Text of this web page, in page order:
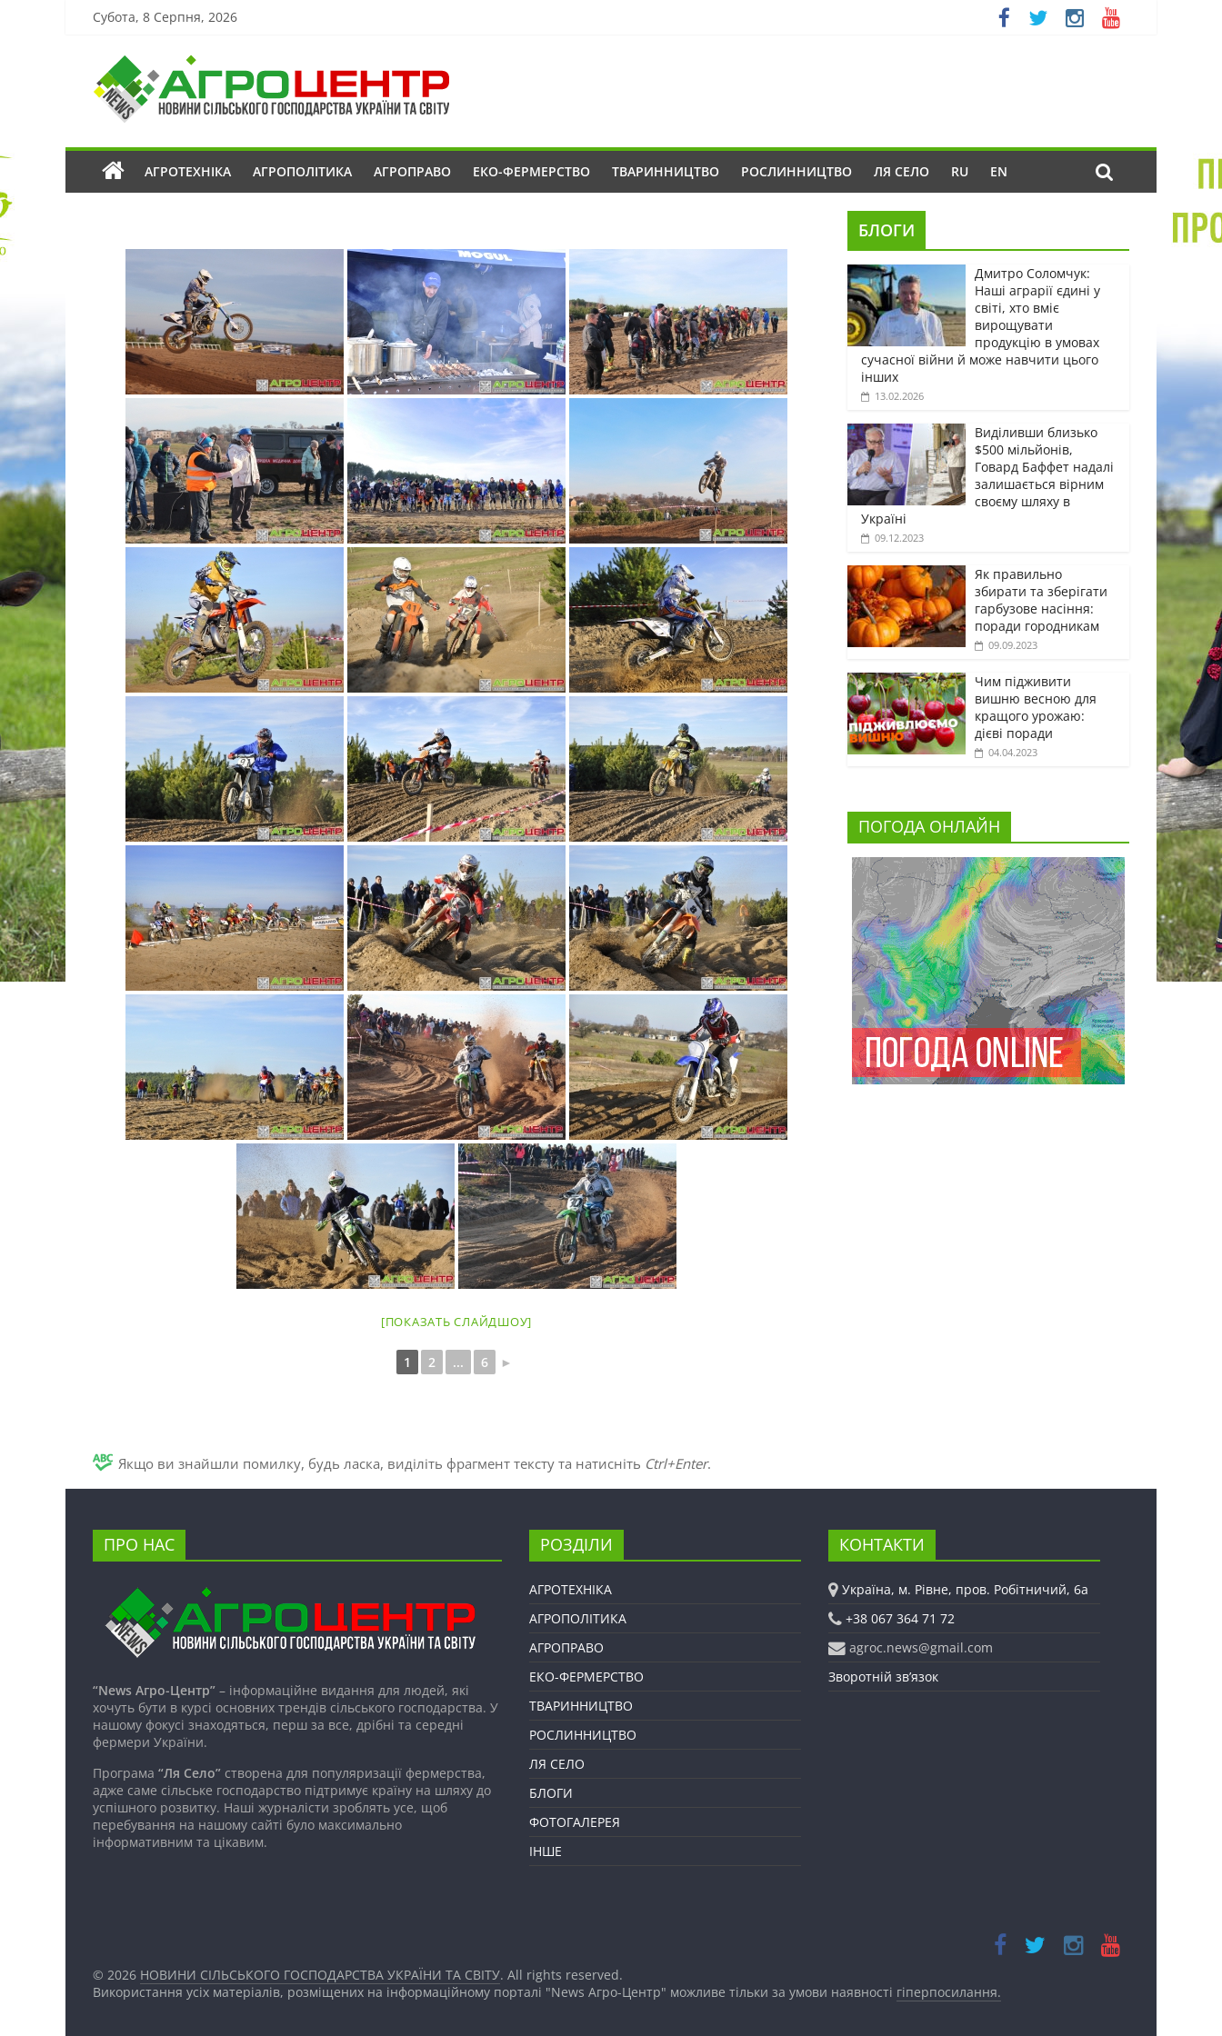
Субота, 8 Серпня, 2026
АГРОТЕХНІКА АГРОПОЛІТИКА АГРОПРАВО ЕКО-ФЕРМЕРСТВО ТВАРИННИЦТВО РОСЛИННИЦТВО ЛЯ СЕЛО RU EN
[ПОКАЗАТЬ СЛАЙДШОУ]
1 2 ... 6 ►
БЛОГИ
Дмитро Соломчук:
Наші аграрії єдині у
світі, хто вміє
вирощувати
продукцію в умовах
сучасної війни й може навчити цього
інших
13.02.2026
Виділивши близько
$500 мільйонів,
Говард Баффет надалі
залишається вірним
своєму шляху в
Україні
09.12.2023
Як правильно
збирати та зберігати
гарбузове насіння:
поради городникам
09.09.2023
Чим підживити
вишню весною для
кращого урожаю:
дієві поради
04.04.2023
ПОГОДА ОНЛАЙН
Якщо ви знайшли помилку, будь ласка, виділіть фрагмент тексту та натисніть Ctrl+Enter.
ПРО НАС
“News Агро-Центр” – інформаційне видання для людей, які
хочуть бути в курсі основних трендів сільського господарства. У
нашому фокусі знаходяться, перш за все, дрібні та середні
фермери України.
Програма “Ля Село” створена для популяризації фермерства,
адже саме сільське господарство підтримує країну на шляху до
успішного розвитку. Наші журналісти зроблять усе, щоб
перебування на нашому сайті було максимально
інформативним та цікавим.
РОЗДІЛИ
АГРОТЕХНІКА
АГРОПОЛІТИКА
АГРОПРАВО
ЕКО-ФЕРМЕРСТВО
ТВАРИННИЦТВО
РОСЛИННИЦТВО
ЛЯ СЕЛО
БЛОГИ
ФОТОГАЛЕРЕЯ
ІНШЕ
КОНТАКТИ
Україна, м. Рівне, пров. Робітничий, 6а
+38 067 364 71 72
agroc.news@gmail.com
Зворотній зв’язок
© 2026 НОВИНИ СІЛЬСЬКОГО ГОСПОДАРСТВА УКРАЇНИ ТА СВІТУ. All rights reserved.
Використання усіх матеріалів, розміщених на інформаційному порталі "News Агро-Центр" можливе тільки за умови наявності гіперпосилання.